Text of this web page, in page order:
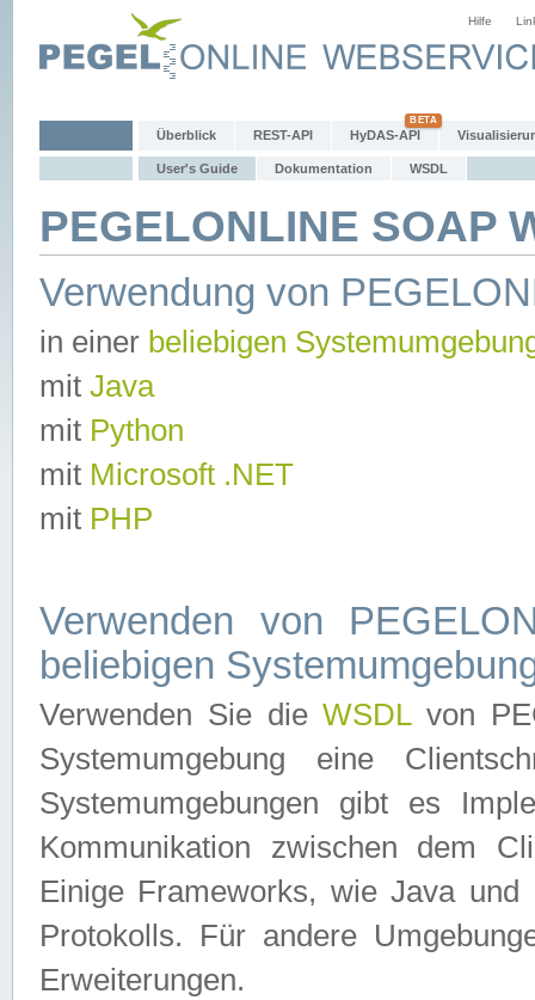
Hilfe
Überblick REST-API HyDAS-API
User's Guide Dokumentation WSDL
PEGELONLINE SOAP
Verwendung von
in einer beliebigen
mit Java
mit Python
mit Microsoft .NET
mit PHP
Verwenden von
beliebigen
Verwenden Sie dieWSDLvon
Systemumgebung eine
Systemumgebungen gibt es
Kommunikation zwischen dem
Einige Frameworks, wie Java
Protokolls. Für andere
Erweiterungen.